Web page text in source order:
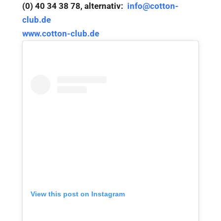
(0) 40 34 38 78, alternativ: info@cotton-
club.de
www.cotton-club.de
View this post on Instagram